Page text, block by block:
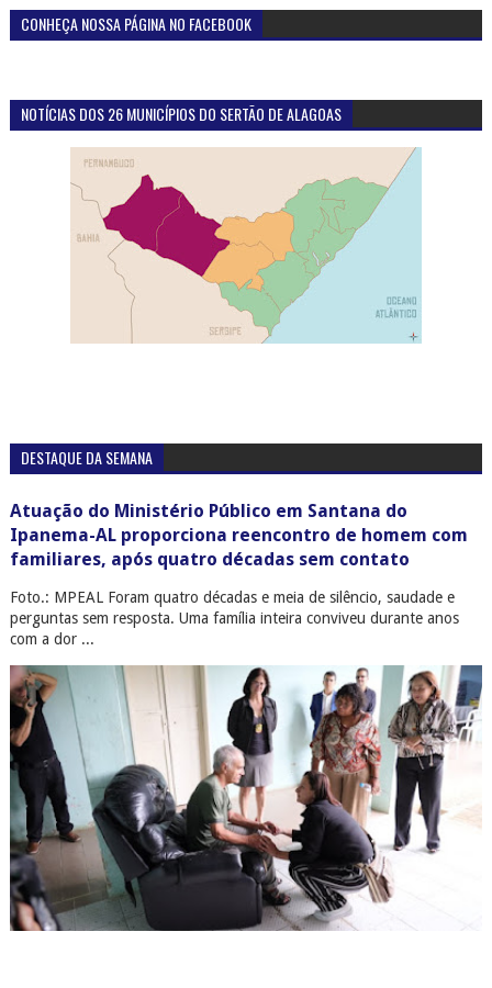
CONHEÇA NOSSA PÁGINA NO FACEBOOK
NOTÍCIAS DOS 26 MUNICÍPIOS DO SERTÃO DE ALAGOAS
DESTAQUE DA SEMANA
Atuação do Ministério Público em Santana do
Ipanema-AL proporciona reencontro de homem com
familiares, após quatro décadas sem contato
Foto.: MPEAL Foram quatro décadas e meia de silêncio, saudade e
perguntas sem resposta. Uma família inteira conviveu durante anos
com a dor ...